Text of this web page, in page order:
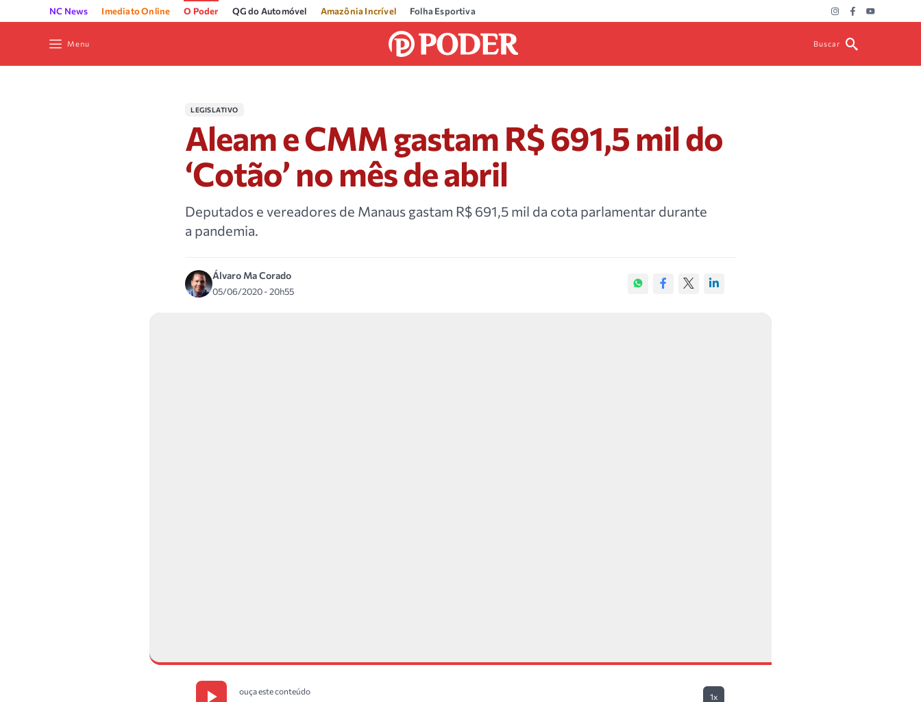
NC News Imediato Online O Poder QG do Automóvel Amazônia Incrível Folha Esportiva
Menu Buscar
LEGISLATIVO
Aleam e CMM gastam R$ 691,5 mil do
‘Cotão’ no mês de abril
Deputados e vereadores de Manaus gastam R$ 691,5 mil da cota parlamentar durante
a pandemia.
Álvaro Ma Corado
05/06/2020 - 20h55
ouça este conteúdo
1x